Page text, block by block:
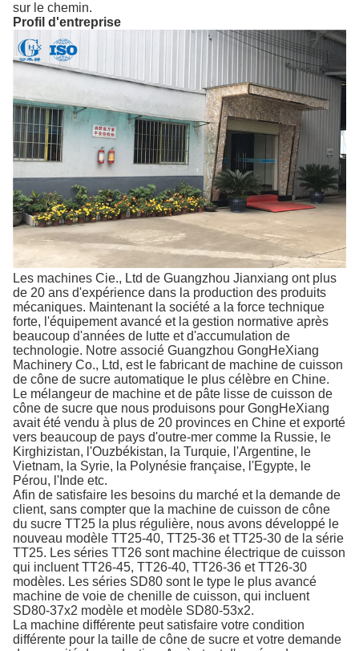
sur le chemin.
Profil d'entreprise
Les machines Cie., Ltd de Guangzhou Jianxiang ont plus
de 20 ans d'expérience dans la production des produits
mécaniques. Maintenant la société a la force technique
forte, l'équipement avancé et la gestion normative après
beaucoup d'années de lutte et d'accumulation de
technologie. Notre associé Guangzhou GongHeXiang
Machinery Co., Ltd, est le fabricant de machine de cuisson
de cône de sucre automatique le plus célèbre en Chine.
Le mélangeur de machine et de pâte lisse de cuisson de
cône de sucre que nous produisons pour GongHeXiang
avait été vendu à plus de 20 provinces en Chine et exporté
vers beaucoup de pays d'outre-mer comme la Russie, le
Kirghizistan, l'Ouzbékistan, la Turquie, l'Argentine, le
Vietnam, la Syrie, la Polynésie française, l'Egypte, le
Pérou, l'Inde etc.
Afin de satisfaire les besoins du marché et la demande de
client, sans compter que la machine de cuisson de cône
du sucre TT25 la plus régulière, nous avons développé le
nouveau modèle TT25-40, TT25-36 et TT25-30 de la série
TT25. Les séries TT26 sont machine électrique de cuisson
qui incluent TT26-45, TT26-40, TT26-36 et TT26-30
modèles. Les séries SD80 sont le type le plus avancé
machine de voie de chenille de cuisson, qui incluent
SD80-37x2 modèle et modèle SD80-53x2.
La machine différente peut satisfaire votre condition
différente pour la taille de cône de sucre et votre demande